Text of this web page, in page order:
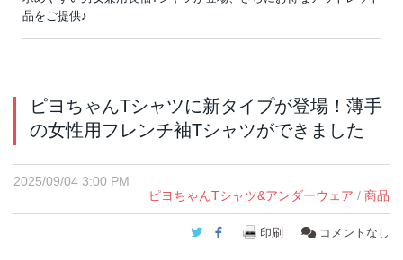
品をご提供♪
ピヨちゃんTシャツに新タイプが登場！薄手
の女性用フレンチ袖Tシャツができました
2025/09/04 3:00 PM
ピヨちゃんTシャツ&アンダーウェア / 商品
Twitter
Facebook
印刷 コメントなし